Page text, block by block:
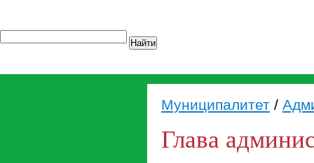
Найти
Муниципалитет /
Глава